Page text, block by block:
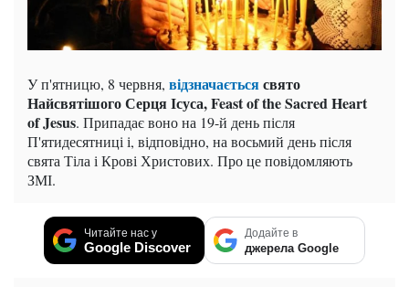
У п'ятницю, 8 червня, відзначаєтьсясвято
Найсвятішого Серця Ісуса, Feast of the Sacred Heart
of Jesus. Припадає воно на 19-й день після
П'ятидесятниці і, відповідно, на восьмий день після
свята Тіла і Крові Христових. Про це повідомляють
ЗМІ.
Читайте нас у
Google Discover
Додайте в
джерела Google